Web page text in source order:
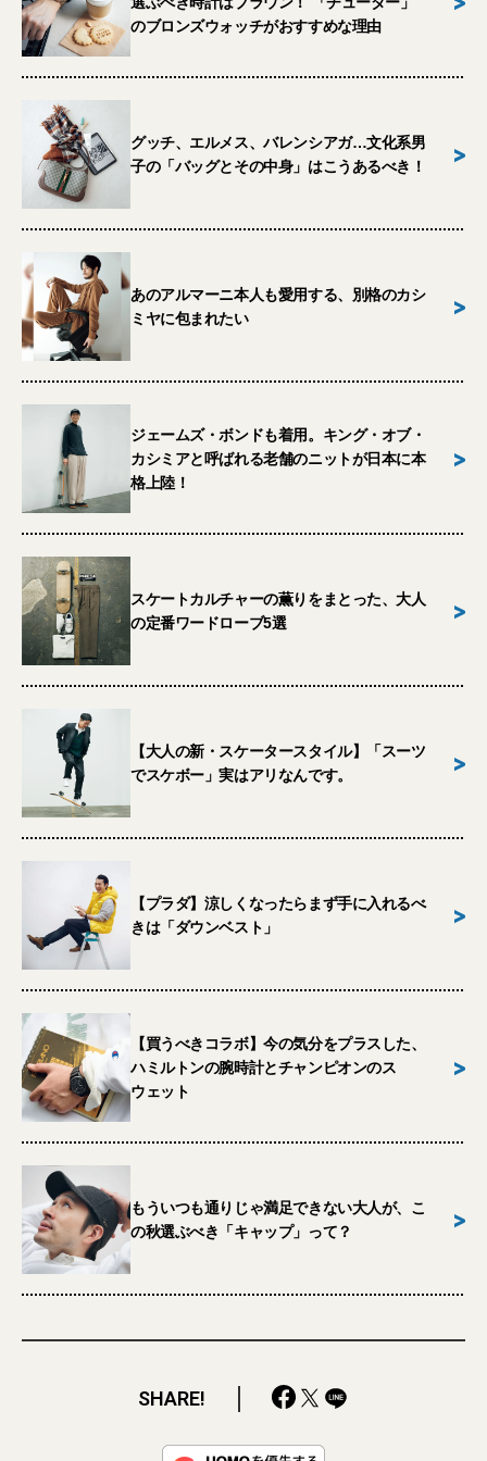
のブロンズウォッチがおすすめな理由
グッチ、エルメス、バレンシアガ…文化系男
子の「バッグとその中身」はこうあるべき！
>
あのアルマーニ本人も愛用する、別格のカシ
ミヤに包まれたい
>
ジェームズ・ボンドも着用。キング・オブ・
カシミアと呼ばれる老舗のニットが日本に本
格上陸！
>
スケートカルチャーの薫りをまとった、大人
の定番ワードローブ5選
>
【大人の新・スケータースタイル】「スーツ
でスケボー」実はアリなんです。
>
【プラダ】涼しくなったらまず手に入れるべ
きは「ダウンベスト」
>
【買うべきコラボ】今の気分をプラスした、
ハミルトンの腕時計とチャンピオンのス
ウェット
>
もういつも通りじゃ満足できない大人が、こ
の秋選ぶべき「キャップ」って？
>
SHARE!